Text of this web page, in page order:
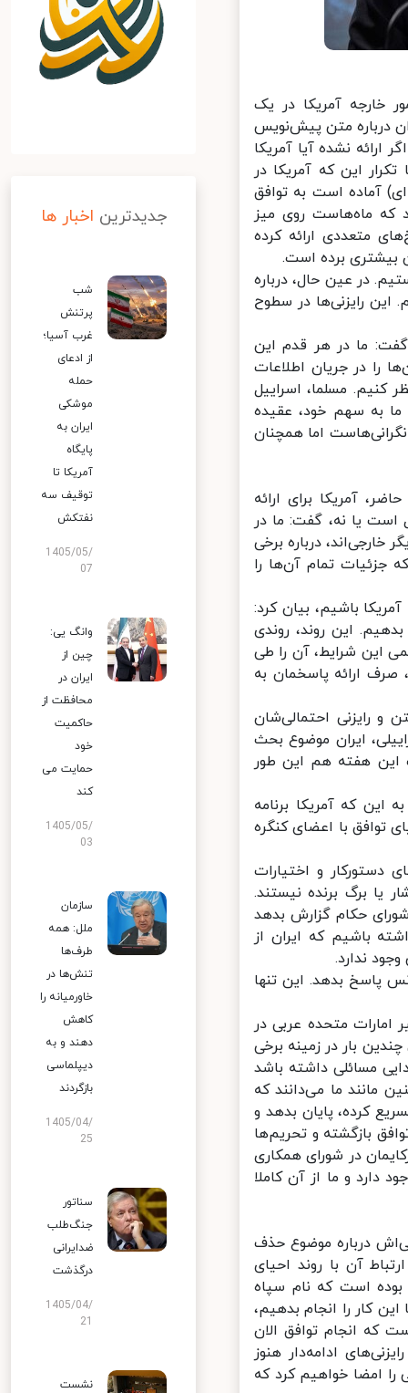
خارجه آمریکا در یک
درباره متن پیش‌نویس
نشده آیا آمریکا
این که آمریکا در
آماده است به توافق
که ماه‌هاست روی میز
متعددی ارائه کرده
برده است.
در عین حال، درباره
این رایزنی‌ها در سطوح
ما در هر قدم این
را در جریان اطلاعات
مسلما، اسراییل
به سهم خود، عقیده
اما همچنان
آمریکا برای ارائه
است یا نه، گفت: ما در
درباره برخی
تمام آن‌ها را
باشیم، بیان کرد:
این روند، روندی
این شرایط، آن را طی
ارائه پاسخمان به
رایزنی احتمالی‌شان
ایران موضوع بحث
هفته هم این طور
که آمریکا برنامه
با اعضای کنگره
و اختیارات
برگ برنده نیستند.
حکام گزارش بدهد
باشیم که ایران از
ندارد.
پاسخ بدهد. این تنها
متحده عربی در
بار در زمینه برخی
مسائلی داشته باشد
مانند ما می‌دانند که
کرده، پایان بدهد و
بازگشته و تحریم‌ها
در شورای همکاری
و ما از آن کاملا
درباره موضوع حذف
آن با روند احیای
است که نام سپاه
کار را انجام بدهیم،
انجام توافق الان
ادامه‌دار هنوز
امضا خواهیم کرد که
جدیدترین اخبار ها
شب
پرتنش
غرب آسیا؛
از ادعای
حمله
موشکی
ایران به
پایگاه
آمریکا تا
توقیف سه
نفتکش
1405/05/
07
وانگ یی:
چین از
ایران در
محافظت از
حاکمیت
خود
حمایت می
کند
1405/05/
03
سازمان
ملل: همه
طرف‌ها
تنش‌ها در
خاورمیانه را
کاهش
دهند و به
دیپلماسی
بازگردند
1405/04/
25
سناتور
جنگ‌طلب
ضدایرانی
درگذشت
1405/04/
نشست